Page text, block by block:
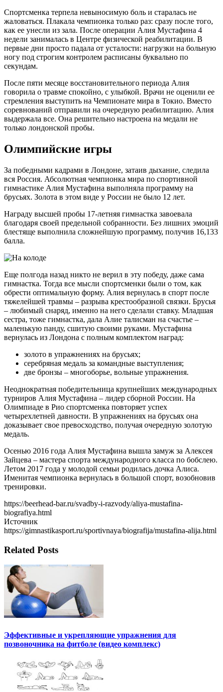
Спортсменка терпела невыносимую боль и старалась не
жаловаться. Плакала чемпионка только раз: сразу после того,
как ее унесли из зала. После операции Алия Мустафина 4
недели занималась в Центре физической реабилитации. В
первые дни просто падала от усталости: нагрузки на больную
ногу под строгим контролем расписаны буквально по
секундам.
После пяти месяце восстановительного периода Алия
говорила о травме спокойно, с улыбкой. Врачи не оценили ее
стремления выступить на Чемпионате мира в Токио. Вместо
соревнований отправили на очередную реабилитацию. Алия
выдержала все. Она решительно настроена на медали не
только лондонской пробы.
Олимпийские игры
За победными кадрами в Лондоне, затаив дыхание, следила
вся Россия. Абсолютная чемпионка мира по спортивной
гимнастике Алия Мустафина выполняла программу на
брусьях. Золота в этом виде у России не было 12 лет.
Награду высшей пробы 17-летняя гимнастка завоевала
благодаря своей предельной собранности. Без лишних эмоций
блестяще выполнила сложнейшую программу, получив 16,133
балла.
Еще полгода назад никто не верил в эту победу, даже сама
гимнастка. Тогда все мысли спортсменки были о том, как
обрести оптимальную форму. Алия вернулась в спорт после
тяжелейшей травмы – разрыва крестообразной связки. Брусья
– любимый снаряд, именно на него сделали ставку. Младшая
сестра, тоже гимнастка, дала Алие талисман на счастье –
маленькую панду, сшитую своими руками. Мустафина
вернулась из Лондона с полным комплектом наград:
золото в упражнениях на брусьях;
серебряная медаль за командные выступления;
две бронзы – многоборье, вольные упражнения.
Неоднократная победительница крупнейших международных
турниров Алия Мустафина – лидер сборной России. На
Олимпиаде в Рио спортсменка повторяет успех
четырехлетней давности. В упражнениях на брусьях она
доказывает свое превосходство, получая очередную золотую
медаль.
Осенью 2016 года Алия Мустафина вышла замуж за Алексея
Зайцева – мастера спорта международного класса по бобслею.
Летом 2017 года у молодой семьи родилась дочка Алиса.
Именитая чемпионка вернулась в большой спорт, возобновив
тренировки.
https://beerhead-bar.ru/svadby-i-razvody/aliya-mustafina-
biografiya.html
Источник
https://gimnastikasport.ru/sportivnaya/biografija/mustafina-alija.html
Related Posts
Эффективные и укрепляющие упражнения для
позвоночника на фитболе (видео комплекс)